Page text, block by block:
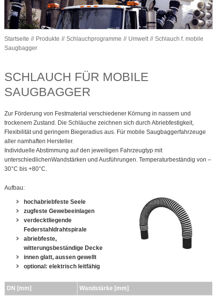
Startseite Produkte Schlauchprogramme Umwelt
Schlauch f. mobile
Saugbagger
SCHLAUCH FÜR MOBILE
SAUGBAGGER
Zur Förderung von Festmaterial verschiedener Körnung in nassem und
trockenem Zustand. Die Schläuche zeichnen sich durch Abriebfestigkeit,
Flexibilität und geringem Biegeradius aus. Für mobile Saugbaggerfahrzeuge
aller namhaften Hersteller.
Individuelle Abstimmung auf den jeweiligen Fahrzeugtyp mit
unterschiedlichenWandstärken und Ausführungen. Temperaturbeständig von –
30°C bis +80°C.
Aufbau:
hochabriebfeste Seele
zugfeste Gewebeeinlagen
verdecktliegende
Federstahldrahtspirale
abriebfeste,
witterungsbeständige Decke
innen glatt, aussen gewellt
optional: elektrisch leitfähig
DN [mm]
Wandstärke [mm]